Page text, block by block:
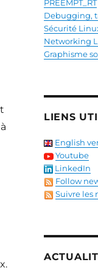
PREEMPT_RT
Debugging,
Sécurité
Networking
Graphisme
LIENS
English
Youtube
LinkedIn
Follow
Suivre les